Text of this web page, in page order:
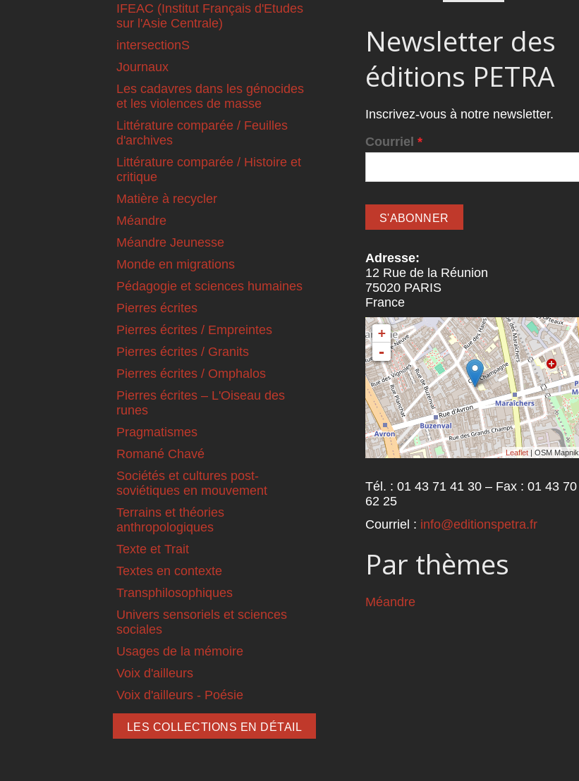
IFEAC (Institut Français d'Etudes
sur l'Asie Centrale)
intersectionS
Journaux
Les cadavres dans les génocides
et les violences de masse
Littérature comparée / Feuilles
d'archives
Littérature comparée / Histoire et
critique
Matière à recycler
Méandre
Méandre Jeunesse
Monde en migrations
Pédagogie et sciences humaines
Pierres écrites
Pierres écrites / Empreintes
Pierres écrites / Granits
Pierres écrites / Omphalos
Pierres écrites – L'Oiseau des
runes
Pragmatismes
Romané Chavé
Sociétés et cultures post-
soviétiques en mouvement
Terrains et théories
anthropologiques
Texte et Trait
Textes en contexte
Transphilosophiques
Univers sensoriels et sciences
sociales
Usages de la mémoire
Voix d'ailleurs
Voix d'ailleurs - Poésie
LES COLLECTIONS EN DÉTAIL
Newsletter des
éditions PETRA
Inscrivez-vous à notre newsletter.
Courriel *
Adresse:
12 Rue de la Réunion
75020 PARIS
France
+
-
Leaflet | OSM Mapnik
Tél. : 01 43 71 41 30 – Fax : 01 43 70
62 25
Courriel : info@editionspetra.fr
Par thèmes
Méandre